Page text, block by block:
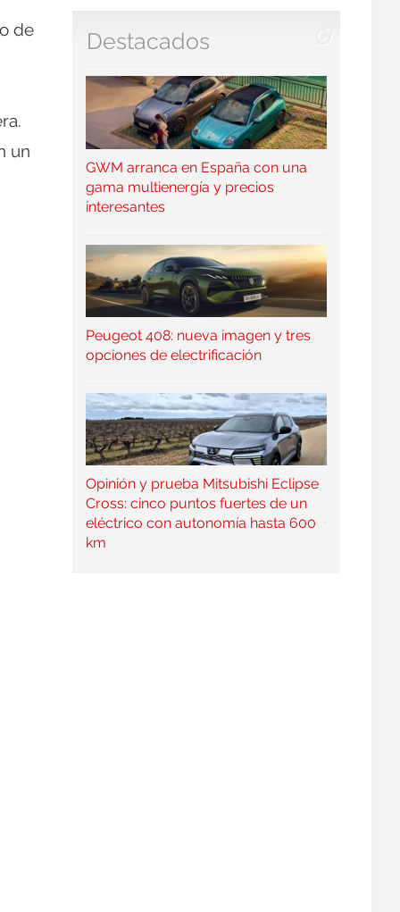
de
un
Destacados
GWM arranca en España con una
gama multienergía y precios
interesantes
Peugeot 408: nueva imagen y tres
opciones de electrificación
Opinión y prueba Mitsubishi Eclipse
Cross: cinco puntos fuertes de un
eléctrico con autonomía hasta 600
km